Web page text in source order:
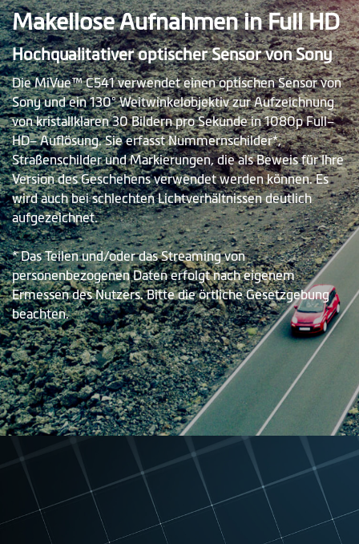
Makellose Aufnahmen in Full HD
Hochqualitativer optischer Sensor von Sony
Die MiVue™ C541 verwendet einen optischen Sensor von
Sony und ein 130° Weitwinkelobjektiv zur Aufzeichnung
von kristallklaren 30 Bildern pro Sekunde in 1080p Full–
HD– Auflösung. Sie erfasst Nummernschilder*,
Straßenschilder und Markierungen, die als Beweis für Ihre
Version des Geschehens verwendet werden können. Es
wird auch bei schlechten Lichtverhältnissen deutlich
aufgezeichnet.
* Das Teilen und/oder das Streaming von
personenbezogenen Daten erfolgt nach eigenem
Ermessen des Nutzers. Bitte die örtliche Gesetzgebung
beachten.